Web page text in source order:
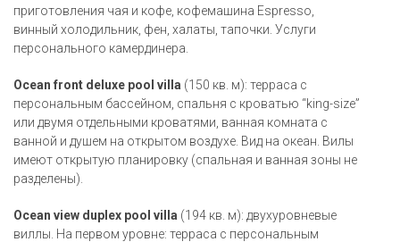
приготовления чая и кофе, кофемашина Espresso,
винный холодильник, фен, халаты, тапочки. Услуги
персонального камердинера.
Ocean front deluxe pool villa (150 кв. м): терраса с
персональным бассейном, спальня с кроватью “king-size”
или двумя отдельными кроватями, ванная комната с
ванной и душем на открытом воздухе. Вид на океан. Вилы
имеют открытую планировку (спальная и ванная зоны не
разделены).
Ocean view duplex pool villa (194 кв. м): двухуровневые
виллы. На первом уровне: терраса с персональным